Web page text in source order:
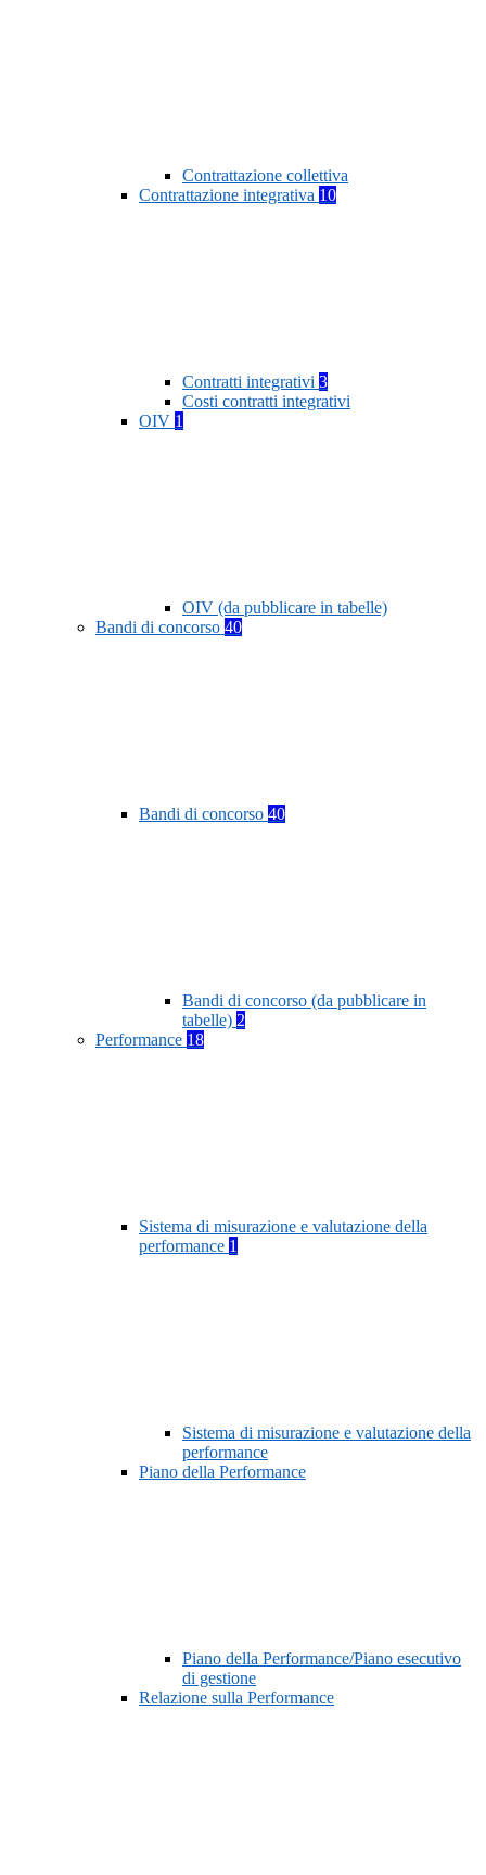
Contrattazione collettiva
Contrattazione integrativa 10
Contratti integrativi 3
Costi contratti integrativi
OIV 1
OIV (da pubblicare in tabelle)
Bandi di concorso 40
Bandi di concorso 40
Bandi di concorso (da pubblicare in
tabelle) 2
Performance 18
Sistema di misurazione e valutazione della
performance 1
Sistema di misurazione e valutazione della
performance
Piano della Performance
Piano della Performance/Piano esecutivo
di gestione
Relazione sulla Performance